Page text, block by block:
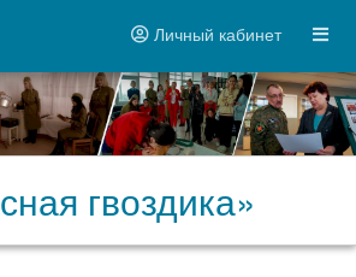
Личный кабинет
гвоздика»